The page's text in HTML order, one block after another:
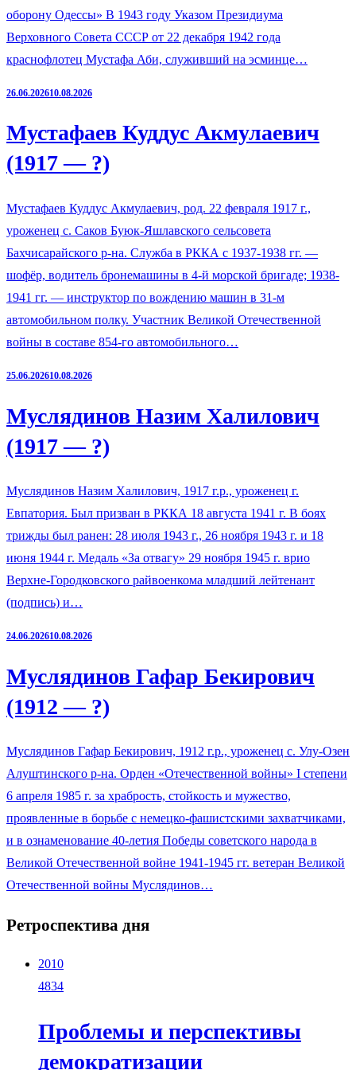
оборону Одессы» В 1943 году Указом Президиума
Верховного Совета СССР от 22 декабря 1942 года
краснофлотец Мустафа Аби, служивший на эсминце…
26.06.202610.08.2026
Мустафаев Куддус Акмулаевич
(1917 — ?)
Мустафаев Куддус Акмулаевич, род. 22 февраля 1917 г.,
уроженец с. Саков Буюк-Яшлавского сельсовета
Бахчисарайского р-на. Служба в РККА с 1937-1938 гг. —
шофёр, водитель бронемашины в 4-й морской бригаде; 1938-
1941 гг. — инструктор по вождению машин в 31-м
автомобильном полку. Участник Великой Отечественной
войны в составе 854-го автомобильного…
25.06.202610.08.2026
Муслядинов Назим Халилович
(1917 — ?)
Муслядинов Назим Халилович, 1917 г.р., уроженец г.
Евпатория. Был призван в РККА 18 августа 1941 г. В боях
трижды был ранен: 28 июля 1943 г., 26 ноября 1943 г. и 18
июня 1944 г. Медаль «За отвагу» 29 ноября 1945 г. врио
Верхне-Городковского райвоенкома младший лейтенант
(подпись) и…
24.06.202610.08.2026
Муслядинов Гафар Бекирович
(1912 — ?)
Муслядинов Гафар Бекирович, 1912 г.р., уроженец с. Улу-Озен
Алуштинского р-на. Орден «Отечественной войны» I степени
6 апреля 1985 г. за храбрость, стойкость и мужество,
проявленные в борьбе с немецко-фашистскими захватчиками,
и в ознаменование 40-летия Победы советского народа в
Великой Отечественной войне 1941-1945 гг. ветеран Великой
Отечественной войны Муслядинов…
Ретроспектива дня
2010
4834
Проблемы и перспективы
демократизации